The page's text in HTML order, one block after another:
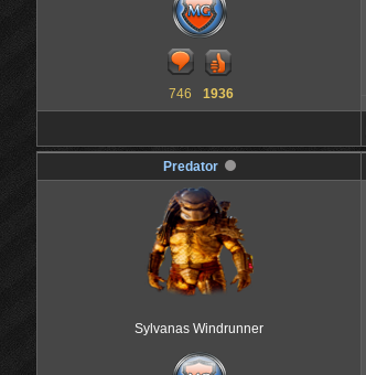
746 1936
Predator
Sylvanas Windrunner